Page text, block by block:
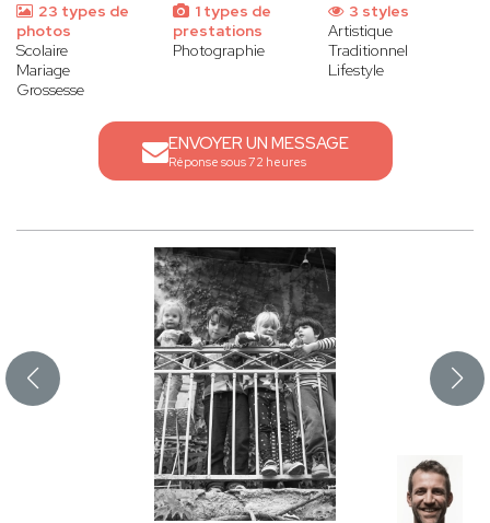
23 types de
photos
Scolaire
Mariage
Grossesse
1 types de
prestations
Photographie
3 styles
Artistique
Traditionnel
Lifestyle
ENVOYER UN MESSAGE
Réponse sous 72 heures